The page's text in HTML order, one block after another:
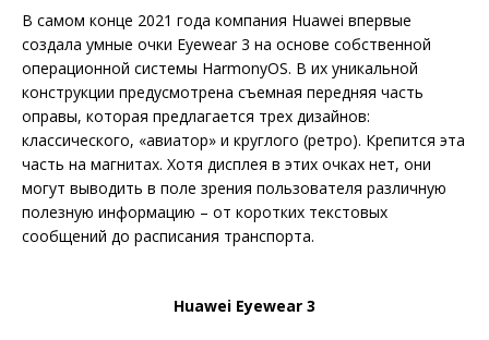
В самом конце 2021 года компания Huawei впервые
создала умные очки Eyewear 3 на основе собственной
операционной системы HarmonyOS. В их уникальной
конструкции предусмотрена съемная передняя часть
оправы, которая предлагается трех дизайнов:
классического, «авиатор» и круглого (ретро). Крепится эта
часть на магнитах. Хотя дисплея в этих очках нет, они
могут выводить в поле зрения пользователя различную
полезную информацию – от коротких текстовых
сообщений до расписания транспорта.
Huawei Eyewear 3